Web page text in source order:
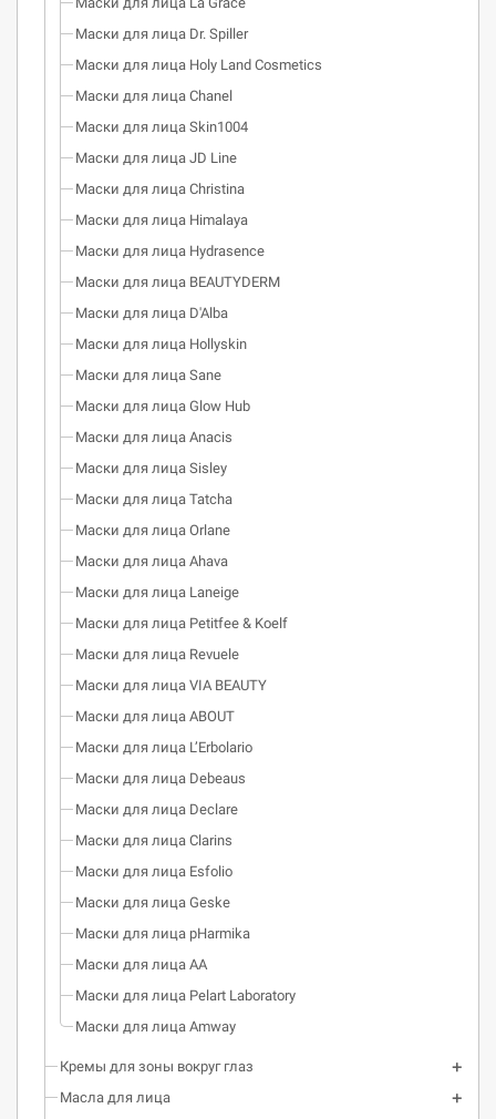
Маски для лица Dr. Spiller
Маски для лица Holy Land Cosmetics
Маски для лица Chanel
Маски для лица Skin1004
Маски для лица JD Line
Маски для лица Christina
Маски для лица Himalaya
Маски для лица Hydrasence
Маски для лица BEAUTYDERM
Маски для лица D'Alba
Маски для лица Hollyskin
Маски для лица Sane
Маски для лица Glow Hub
Маски для лица Anacis
Маски для лица Sisley
Маски для лица Tatcha
Маски для лица Orlane
Маски для лица Ahava
Маски для лица Laneige
Маски для лица Petitfee & Koelf
Маски для лица Revuele
Маски для лица VIA BEAUTY
Маски для лица ABOUT
Маски для лица L’Erbolario
Маски для лица Debeaus
Маски для лица Declare
Маски для лица Clarins
Маски для лица Esfolio
Маски для лица Geske
Маски для лица pHarmika
Маски для лица AA
Маски для лица Pelart Laboratory
Маски для лица Amway
Кремы для зоны вокруг глаз
Масла для лица